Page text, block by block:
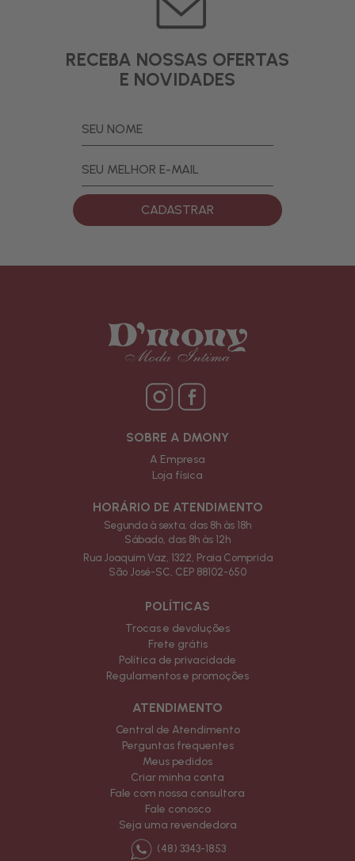
RECEBA NOSSAS OFERTAS
E NOVIDADES
CADASTRAR
SOBRE A DMONY
A Empresa
Loja física
HORÁRIO DE ATENDIMENTO
Segunda à sexta, das 8h às 18h
Sábado, das 8h às 12h
Rua Joaquim Vaz, 1322, Praia Comprida
São José-SC, CEP 88102-650
POLÍTICAS
Trocas e devoluções
Frete grátis
Política de privacidade
Regulamentos e promoções
ATENDIMENTO
Central de Atendimento
Perguntas frequentes
Meus pedidos
Criar minha conta
Fale com nossa consultora
Fale conosco
Seja uma revendedora
(48) 3343-1853